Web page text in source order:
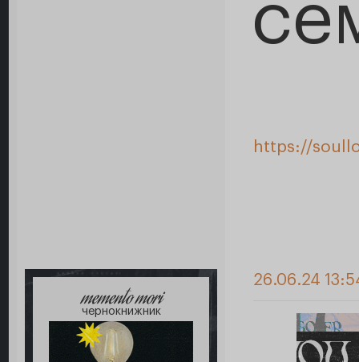
https://
memento mori
чернокнижник
26.06.24